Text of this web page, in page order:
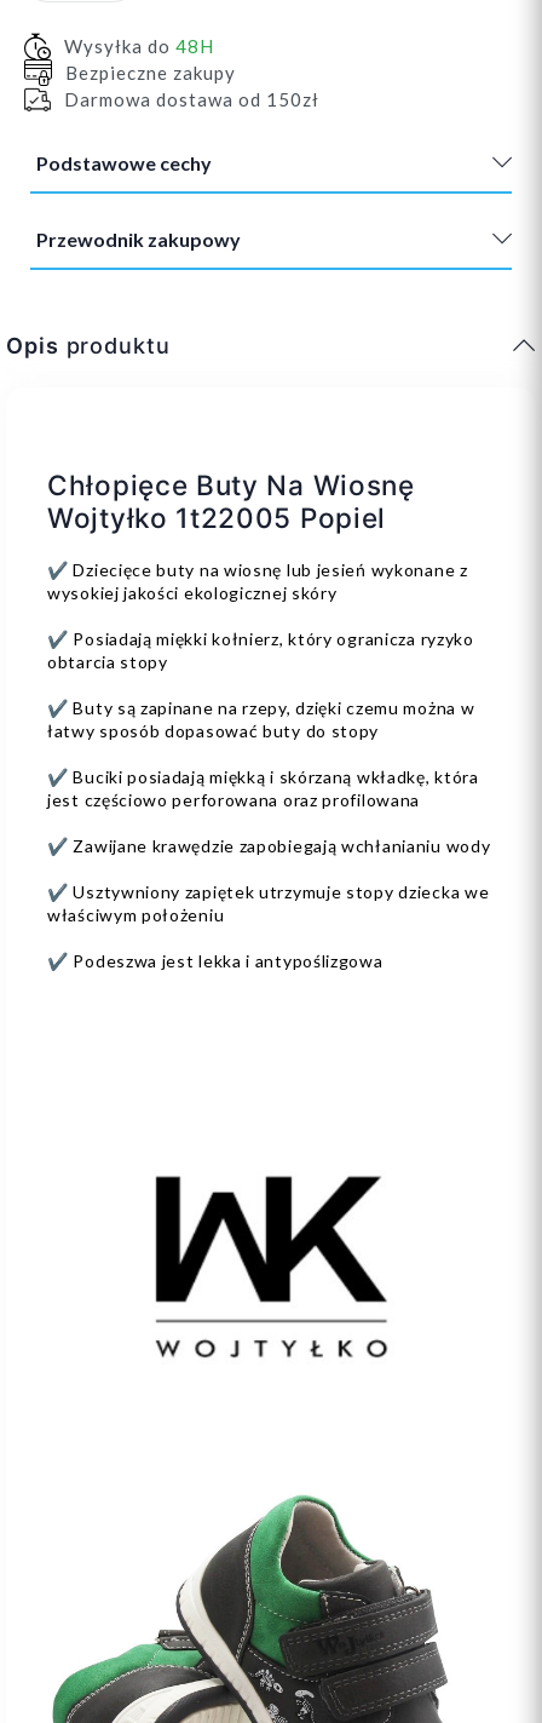
Wysyłka do 48H
Bezpieczne zakupy
Darmowa dostawa od 150zł
Podstawowe cechy
Przewodnik zakupowy
Opis produktu
Chłopięce Buty Na Wiosnę
Wojtyłko 1t22005 Popiel
✔️ Dziecięce buty na wiosnę lub jesień wykonane z
wysokiej jakości ekologicznej skóry
✔️ Posiadają miękki kołnierz, który ogranicza ryzyko
obtarcia stopy
✔️ Buty są zapinane na rzepy, dzięki czemu można w
łatwy sposób dopasować buty do stopy
✔️ Buciki posiadają miękką i skórzaną wkładkę, która
jest częściowo perforowana oraz profilowana
✔️ Zawijane krawędzie zapobiegają wchłanianiu wody
✔️ Usztywniony zapiętek utrzymuje stopy dziecka we
właściwym położeniu
✔️ Podeszwa jest lekka i antypoślizgowa